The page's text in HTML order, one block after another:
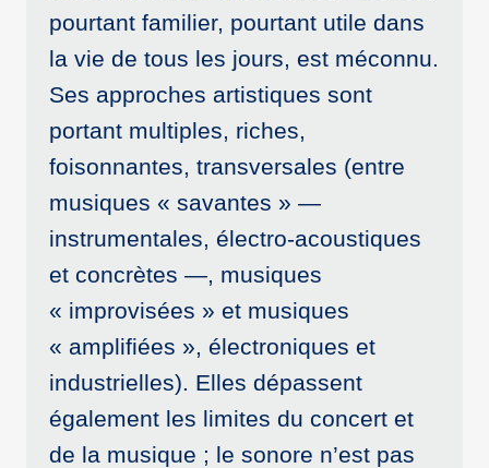
pourtant familier, pourtant utile dans
la vie de tous les jours, est méconnu.
Ses approches artistiques sont
portant multiples, riches,
foisonnantes, transversales (entre
musiques « savantes » —
instrumentales, électro-acoustiques
et concrètes —, musiques
« improvisées » et musiques
« amplifiées », électroniques et
industrielles). Elles dépassent
également les limites du concert et
de la musique ; le sonore n’est pas